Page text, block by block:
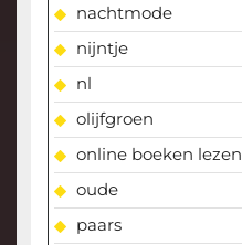
nachtmode
nijntje
nl
olijfgroen
online boeken lezen
oude
paars